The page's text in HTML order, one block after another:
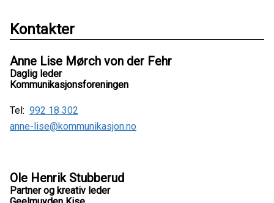
Kontakter
Anne Lise Mørch von der Fehr
Daglig leder
Kommunikasjonsforeningen
Tel: 992 18 302
anne-lise@kommunikasjon.no
Ole Henrik Stubberud
Partner og kreativ leder